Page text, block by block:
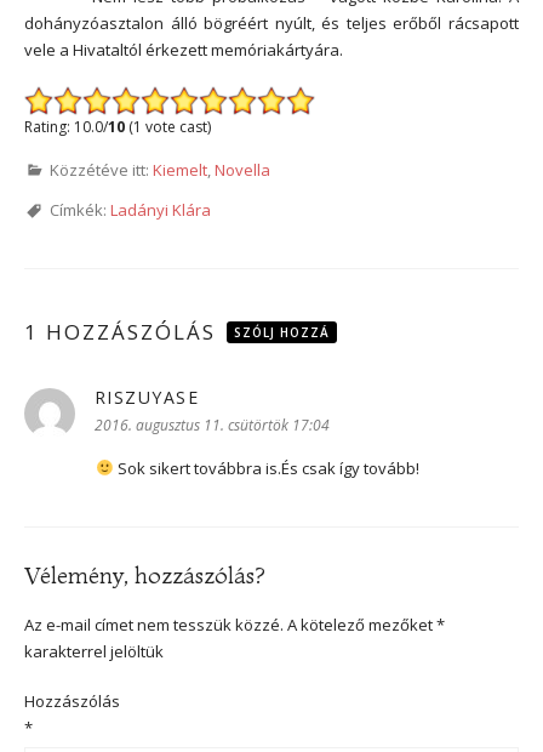
dohányzóasztalon álló bögréért nyúlt, és teljes erőből rácsapott
vele a Hivataltól érkezett memóriakártyára.
Rating: 10.0/10 (1 vote cast)
Közzétéve itt: Kiemelt,Novella
Címkék: Ladányi Klára
1 HOZZÁSZÓLÁS SZÓLJ HOZZÁ
RISZUYASE
2016. augusztus 11. csütörtök 17:04
Sok sikert továbbra is.És csak így tovább!
Vélemény, hozzászólás?
Az e-mail címet nem tesszük közzé. A kötelező mezőket*
karakterrel jelöltük
Hozzászólás
*